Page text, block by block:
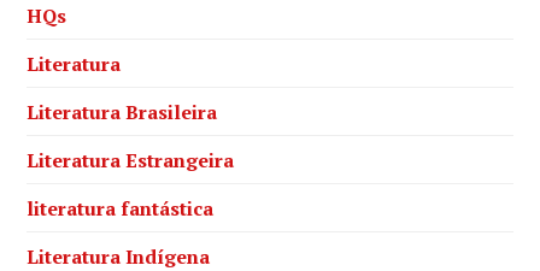
HQs
Literatura
Literatura Brasileira
Literatura Estrangeira
literatura fantástica
Literatura Indígena